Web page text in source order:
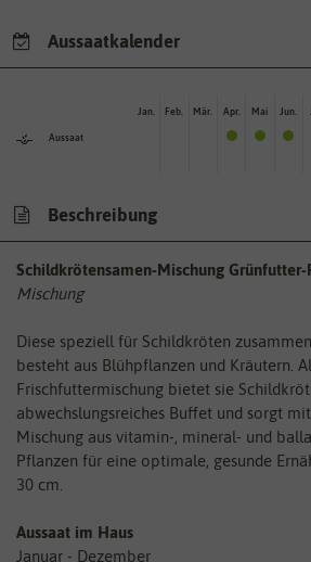
Aussaatkalender
Aussaat
Jan. Feb. Mär. Apr. Mai Jun.
Beschreibung
Schildkrötensamen-Mischung Grünfutter-
Mischung
Diese speziell für Schildkröten
besteht aus Blühpflanzen und Kräutern.
Frischfuttermischung bietet sie
abwechslungsreiches Buffet und sorgt
Mischung aus vitamin-, mineral- und
Pflanzen für eine optimale, gesunde
30 cm.
Aussaat im Haus
Januar - Dezember